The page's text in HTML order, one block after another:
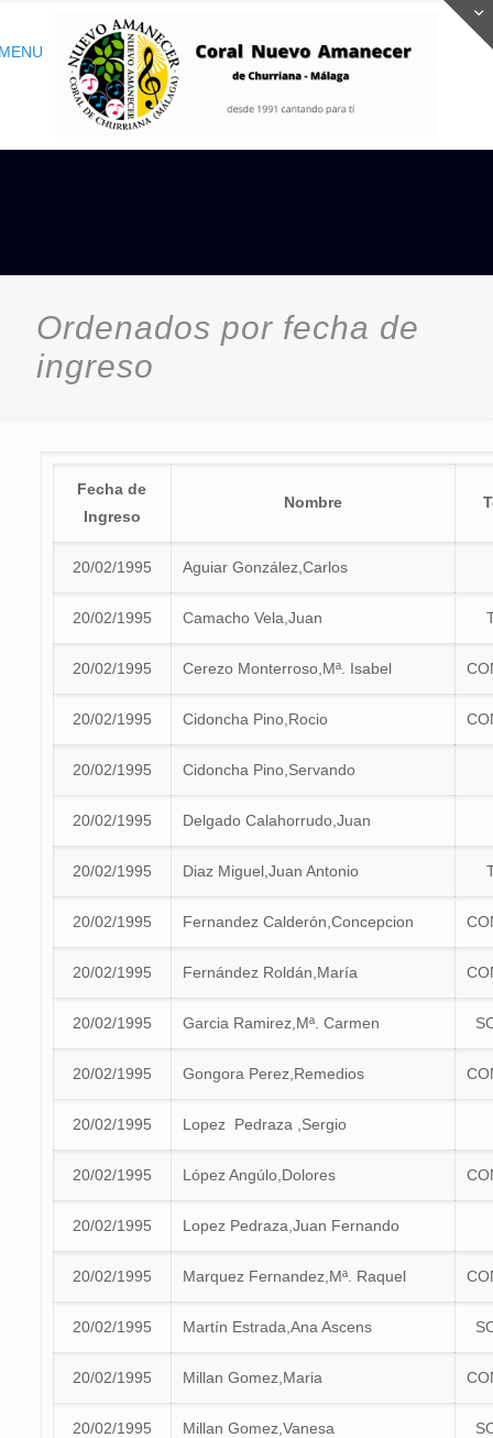
Ordenados por fecha de
ingreso
Fecha de
Ingreso
Nombre
20/02/1995 Aguiar González,Carlos
20/02/1995 Camacho Vela,Juan
20/02/1995 Cerezo Monterroso,Mª. Isabel
20/02/1995 Cidoncha Pino,Rocio
20/02/1995 Cidoncha Pino,Servando
20/02/1995 Delgado Calahorrudo,Juan
20/02/1995 Diaz Miguel,Juan Antonio
20/02/1995 Fernandez Calderón,Concepcion
20/02/1995 Fernández Roldán,María
20/02/1995 Garcia Ramirez,Mª. Carmen
20/02/1995 Gongora Perez,Remedios
20/02/1995 Lopez Pedraza ,Sergio
20/02/1995 López Angúlo,Dolores
20/02/1995 Lopez Pedraza,Juan Fernando
20/02/1995 Marquez Fernandez,Mª. Raquel
20/02/1995 Martín Estrada,Ana Ascens
20/02/1995 Millan Gomez,Maria
20/02/1995 Millan Gomez,Vanesa